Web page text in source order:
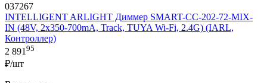
037267
INTELLIGENT ARLIGHT Диммер SMART-CC-202-72-MIX-
IN (48V, 2x350-700mA, Track, TUYA Wi-Fi, 2.4G) (IARL,
Контроллер)
2 891 95
₽/шт